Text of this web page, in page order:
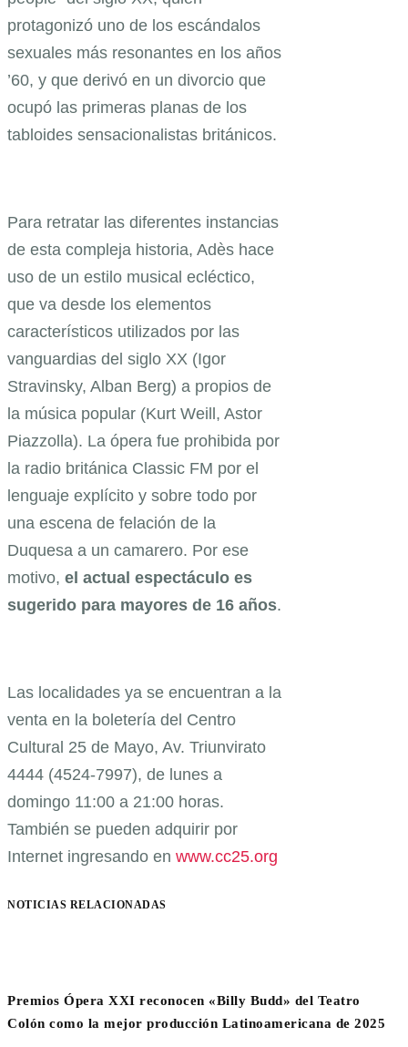
protagonizó uno de los escándalos
sexuales más resonantes en los años
’60, y que derivó en un divorcio que
ocupó las primeras planas de los
tabloides sensacionalistas británicos.
Para retratar las diferentes instancias
de esta compleja historia, Adès hace
uso de un estilo musical ecléctico,
que va desde los elementos
característicos utilizados por las
vanguardias del siglo XX (Igor
Stravinsky, Alban Berg) a propios de
la música popular (Kurt Weill, Astor
Piazzolla). La ópera fue prohibida por
la radio británica Classic FM por el
lenguaje explícito y sobre todo por
una escena de felación de la
Duquesa a un camarero. Por ese
motivo, el actual espectáculo es
sugerido para mayores de 16 años.
Las localidades ya se encuentran a la
venta en la boletería del Centro
Cultural 25 de Mayo, Av. Triunvirato
4444 (4524-7997), de lunes a
domingo 11:00 a 21:00 horas.
También se pueden adquirir por
Internet ingresando en www.cc25.org
NOTICIAS RELACIONADAS
Premios Ópera XXI reconocen «Billy Budd» del Teatro
Colón como la mejor producción Latinoamericana de 2025